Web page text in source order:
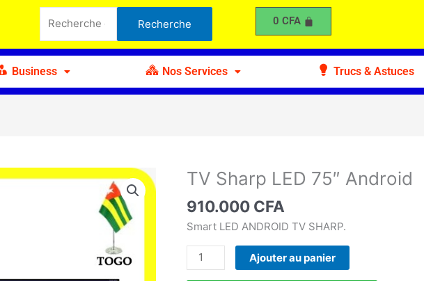
pour :
Recherche 0 CFA
Business Nos Services Trucs & Astuces
TV Sharp LED 75″ Android
910.000 CFA
Smart LED ANDROID TV SHARP.
quantité
TV
Sharp
75"
Ajouter au panier
Android